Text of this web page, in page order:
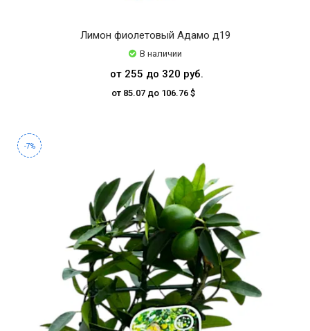
Лимон фиолетовый Адамо д19
В наличии
от 255 до 320 руб.
от 85.07 до 106.76 $
-7%